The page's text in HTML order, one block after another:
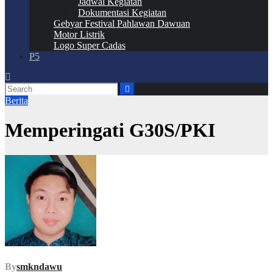
Dokumentasi Kegiatan
Gebyar Festival Pahlawan Dawuan
Motor Listrik
Logo Super Cadas
P5
Berita
Memperingati G30S/PKI
Bysmkndawu